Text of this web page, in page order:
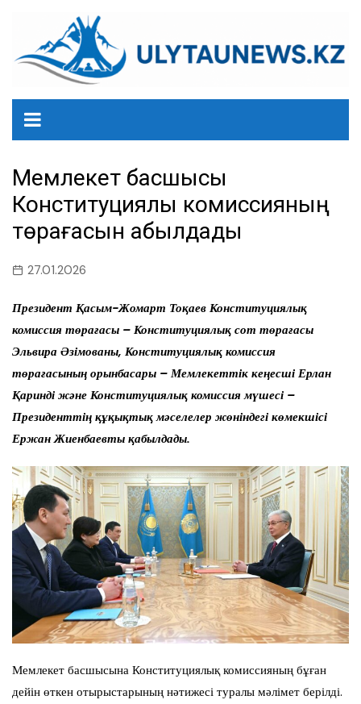
содержанию
Мемлекет басшысы
Конституциялық комиссияның
төрағасын қабылдады
27.01.2026
Президент Қасым-Жомарт Тоқаев Конституциялық
комиссия төрағасы – Конституциялық сот төрағасы
Эльвира Әзімованы, Конституциялық комиссия
төрағасының орынбасары – Мемлекеттік кеңесші Ерлан
Қаринді және Конституциялық комиссия мүшесі –
Президенттің құқықтық мәселелер жөніндегі көмекшісі
Ержан Жиенбаевты қабылдады.
Мемлекет басшысына Конституциялық комиссияның бұған
дейін өткен отырыстарының нәтижесі туралы мәлімет берілді.